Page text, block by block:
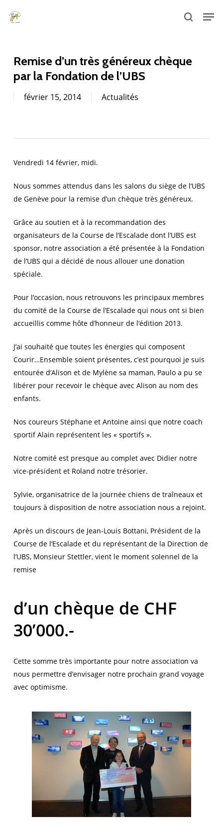
search
Remise d’un très généreux chèque
par la Fondation de l’UBS
février 15, 2014 Actualités
Vendredi 14 février, midi.
Nous sommes attendus dans les salons du siège de l’UBS
de Genève pour la remise d’un chèque très généreux.
Grâce au soutien et à la recommandation des
organisateurs de la Course de l’Escalade dont l’UBS est
sponsor, notre association a été présentée à la Fondation
de l’UBS qui a décidé de nous allouer une donation
spéciale.
Pour l’occasion, nous retrouvons les principaux membres
du comité de la Course de l’Escalade qui nous ont si bien
accueillis comme hôte d’honneur de l’édition 2013.
J’ai souhaité que toutes les énergies qui composent
Courir…Ensemble soient présentes, c’est pourquoi je suis
entourée d’Alison et de Mylène sa maman, Paulo a pu se
libérer pour recevoir le chèque avec Alison au nom des
enfants.
Nos coureurs Stéphane et Antoine ainsi que notre coach
sportif Alain représentent les « sportifs ».
Notre comité est presque au complet avec Didier notre
vice-président et Roland notre trésorier.
Sylvie, organisatrice de la journée chiens de traîneaux et
toujours à disposition de notre association nous a rejoint.
Après un discours de Jean-Louis Bottani, Président de la
Course de l’Escalade et du représentant de la Direction de
l’UBS, Monsieur Stettler, vient le moment solennel de la
remise
d’un chèque de CHF
30’000.-
Cette somme très importante pour notre association va
nous permettre d’envisager notre prochain grand voyage
avec optimisme.